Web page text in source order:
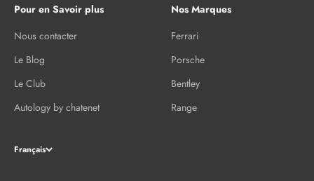
Pour en Savoir plus
Nous contacter
Le Blog
Le Club
Autology by chatenet
Nos Marques
Ferrari
Porsche
Bentley
Range
Français